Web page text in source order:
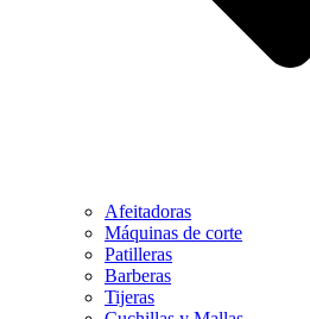
Afeitadoras
Máquinas de corte
Patilleras
Barberas
Tijeras